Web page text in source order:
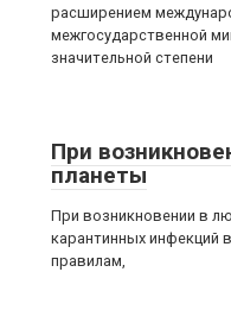
расширением
межгосударственной
значительной степени
При
планеты
При возникновении в
карантинных инфекций
правилам,